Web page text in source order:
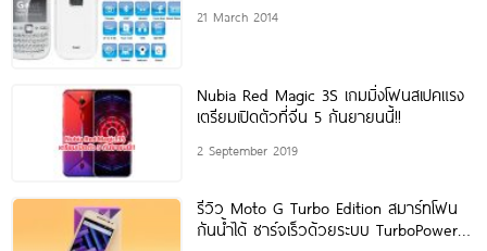
21 March 2014
Nubia Red Magic 3S เกมมิ่งโฟนสเปคแรง
เตรียมเปิดตัวที่จีน 5 กันยายนนี้!!
2 September 2019
รีวิว Moto G Turbo Edition สมาร์ทโฟน
กันน้ำได้ ชาร์จเร็วด้วยระบบ TurboPower ที่